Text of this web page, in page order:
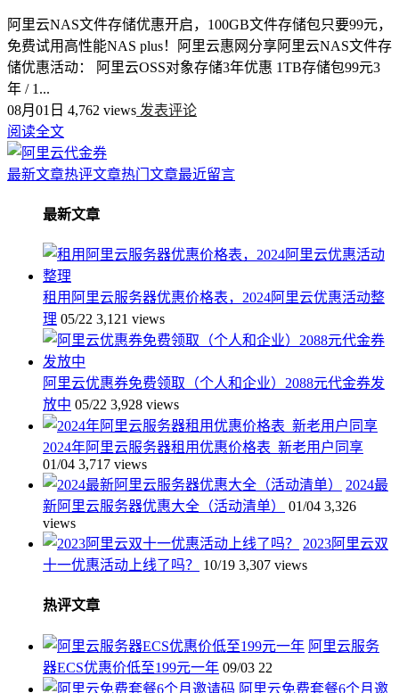
阿里云NAS文件存储优惠开启，100GB文件存储包只要99元，
免费试用高性能NAS plus！阿里云惠网分享阿里云NAS文件存
储优惠活动： 阿里云OSS对象存储3年优惠 1TB存储包99元3
年 / 1...
08月01日 4,762 views 发表评论
阅读全文
最新文章热评文章热门文章最近留言
最新文章
租用阿里云服务器优惠价格表，2024阿里云优惠活动整
理 05/22 3,121 views
阿里云优惠券免费领取（个人和企业）2088元代金券发
放中 05/22 3,928 views
2024年阿里云服务器租用优惠价格表_新老用户同享
01/04 3,717 views
2024最
新阿里云服务器优惠大全（活动清单）
01/04 3,326
views
2023阿里云双
十一优惠活动上线了吗？
10/19 3,307 views
热评文章
阿里云服务
器ECS优惠价低至199元一年 09/03 22
阿里云免费套餐6个月邀